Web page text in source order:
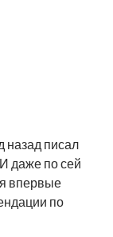
назад писал
даже по сей
впервые
по